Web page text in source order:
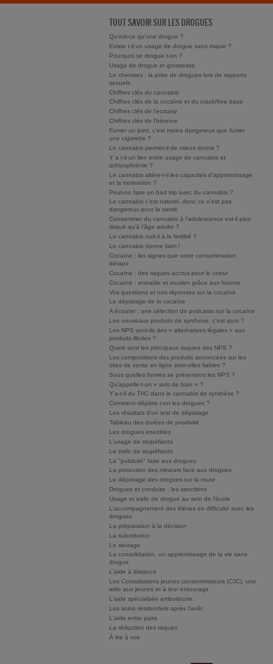
TOUT SAVOIR SUR LES DROGUES
Qu'est-ce qu'une drogue ?
Existe t-il un usage de drogue sans risque ?
Pourquoi se drogue t-on ?
Usage de drogue et grossesse
Le chemsex : la prise de drogues lors de rapports
sexuels
Chiffres clés du cannabis
Chiffres clés de la cocaïne et du crack/free base
Chiffres clés de l'ecstasy
Chiffres clés de l'héroïne
Fumer un joint, c’est moins dangereux que fumer
une cigarette ?
Le cannabis permet-il de mieux dormir ?
Y a t-il un lien entre usage de cannabis et
schizophrénie ?
Le cannabis altère-t-il les capacités d'apprentissage
et la motivation ?
Peut-on faire un bad trip avec du cannabis ?
Le cannabis c'est naturel, donc ce n'est pas
dangereux pour la santé
Consommer du cannabis à l’adolescence est-il plus
risqué qu’à l’âge adulte ?
Le cannabis nuit-il à la fertilité ?
Le cannabis donne faim !
Cocaïne : les signes que votre consommation
dérape
Cocaïne : des risques accrus pour le coeur
Cocaïne : entraide et soutien grâce aux forums
Vos questions et nos réponses sur la cocaïne
Le dépistage de la cocaïne
A écouter : une sélection de podcasts sur la cocaïne
Les nouveaux produits de synthèse, c’est quoi ?
Les NPS sont-ils des « alternatives légales » aux
produits illicites ?
Quels sont les principaux risques des NPS ?
Les compositions des produits annoncées sur les
sites de vente en ligne sont-elles fiables ?
Sous quelles formes se présentent les NPS ?
Qu’appelle-t-on « sels de bain » ?
Y’a-t-il du THC dans le cannabis de synthèse ?
Comment dépiste t-on les drogues ?
Les résultats d'un test de dépistage
Tableau des durées de positivité
Les drogues interdites
L'usage de stupéfiants
Le trafic de stupéfiants
La "publicité" faite aux drogues
La protection des mineurs face aux drogues
Le dépistage des drogues sur la route
Drogues et conduite : les sanctions
Usage et trafic de drogue au sein de l'école
L'accompagnement des élèves en difficulté avec les
drogues
La préparation à la décision
La substitution
Le sevrage
La consolidation, un apprentissage de la vie sans
drogue
L'aide à distance
Les Consultations jeunes consommateurs (CJC), une
aide aux jeunes et à leur entourage
L'aide spécialisée ambulatoire
Les soins résidentiels après l'arrêt
L'aide entre pairs
La réduction des risques
À lire à voir